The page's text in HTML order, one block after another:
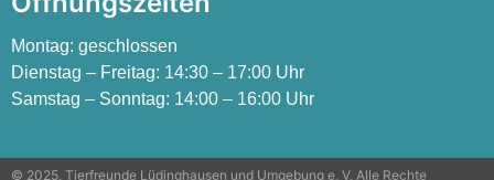
Montag: geschlossen
Dienstag – Freitag: 14:30 – 17:00 Uhr
Samstag – Sonntag: 14:00 – 16:00 Uhr
© 2025. Tierfreunde Lüdinghausen und Umgebung e. V. Alle Rechte